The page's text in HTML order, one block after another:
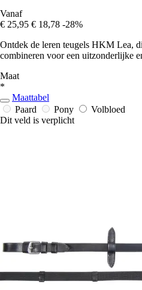
Vanaf
€ 25,95 € 18,78 -28%
Ontdek de leren teugels HKM Lea,
combineren voor een uitzonderlijke
Maat
*
Maattabel
Paard
Pony
Volbloed
Dit veld is verplicht